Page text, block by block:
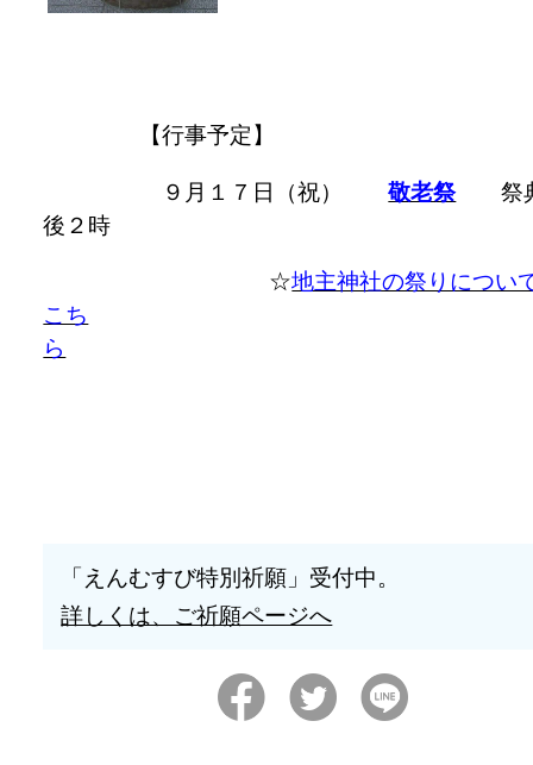
【行事予定】
９月１７日（祝）敬老祭
祭
後２時
☆地主神社の祭りについ
こち
ら
「えんむすび特別祈願」受付中。
詳しくは、ご祈願ページへ